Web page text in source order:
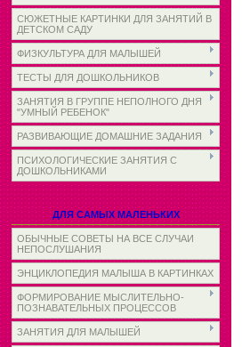
СЮЖЕТНЫЕ КАРТИНКИ ДЛЯ ЗАНЯТИЙ В
ДЕТСКОМ САДУ
ФИЗКУЛЬТУРА ДЛЯ МАЛЫШЕЙ
ТЕСТЫ ДЛЯ ДОШКОЛЬНИКОВ
ЗАНЯТИЯ В ГРУППЕ НЕПОЛНОГО ДНЯ
"УМНЫЙ РЕБЕНОК"
РАЗВИВАЮЩИЕ ДОМАШНИЕ ЗАДАНИЯ
ПСИХОЛОГИЧЕСКИЕ ЗАНЯТИЯ С
ДОШКОЛЬНИКАМИ
ДЛЯ САМЫХ МАЛЕНЬКИХ
ОБЫЧНЫЕ СОВЕТЫ НА ВСЕ СЛУЧАИ
НЕПОСЛУШАНИЯ
ЭНЦИКЛОПЕДИЯ МАЛЫША В КАРТИНКАХ
ФОРМИРОВАНИЕ МЫСЛИТЕЛЬНО-
ПОЗНАВАТЕЛЬНЫХ ПРОЦЕССОВ
ЗАНЯТИЯ ДЛЯ МАЛЫШЕЙ